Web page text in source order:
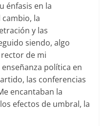
énfasis en la
la
y las
siendo, algo
de mi
política en
las conferencias
encantaban la
efectos de umbral, la